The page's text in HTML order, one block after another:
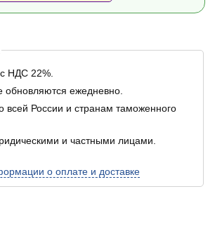
НДС 22%.
обновляются ежедневно.
всей России и странам таможенного
и частными лицами.
о оплате и доставке